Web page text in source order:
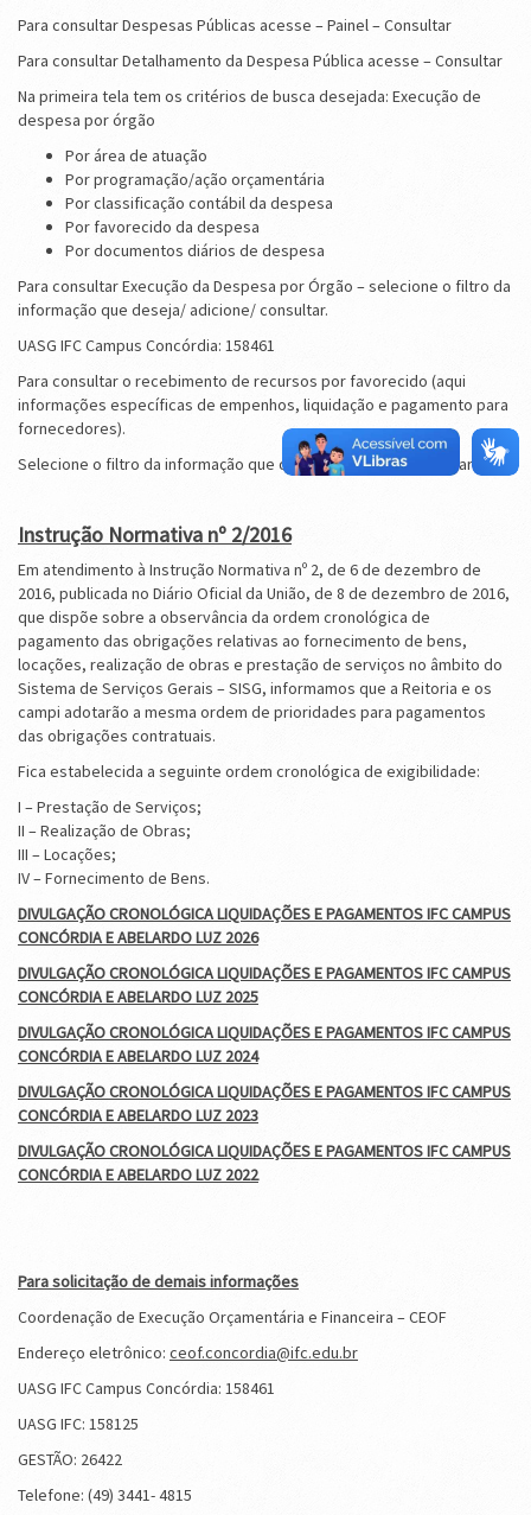
Para consultar Despesas Públicas acesse – Painel – Consultar
Para consultar Detalhamento da Despesa Pública acesse – Consultar
Na primeira tela tem os critérios de busca desejada: Execução de
despesa por órgão
Por área de atuação
Por programação/ação orçamentária
Por classificação contábil da despesa
Por favorecido da despesa
Por documentos diários de despesa
Para consultar Execução da Despesa por Órgão – selecione o filtro da
informação que deseja/ adicione/ consultar.
UASG IFC Campus Concórdia: 158461
Para consultar o recebimento de recursos por favorecido (aqui
informações específicas de empenhos, liquidação e pagamento para
fornecedores).
Selecione o filtro da informação que deseja/ adicione/ consultar
Instrução Normativa nº 2/2016
Em atendimento à Instrução Normativa nº 2, de 6 de dezembro de
2016, publicada no Diário Oficial da União, de 8 de dezembro de 2016,
que dispõe sobre a observância da ordem cronológica de
pagamento das obrigações relativas ao fornecimento de bens,
locações, realização de obras e prestação de serviços no âmbito do
Sistema de Serviços Gerais – SISG, informamos que a Reitoria e os
campi adotarão a mesma ordem de prioridades para pagamentos
das obrigações contratuais.
Fica estabelecida a seguinte ordem cronológica de exigibilidade:
I – Prestação de Serviços;
II – Realização de Obras;
III – Locações;
IV – Fornecimento de Bens.
DIVULGAÇÃO CRONOLÓGICA LIQUIDAÇÕES E PAGAMENTOS IFC CAMPUS
CONCÓRDIA E ABELARDO LUZ 2026
DIVULGAÇÃO CRONOLÓGICA LIQUIDAÇÕES E PAGAMENTOS IFC CAMPUS
CONCÓRDIA E ABELARDO LUZ 2025
DIVULGAÇÃO CRONOLÓGICA LIQUIDAÇÕES E PAGAMENTOS IFC CAMPUS
CONCÓRDIA E ABELARDO LUZ 2024
DIVULGAÇÃO CRONOLÓGICA LIQUIDAÇÕES E PAGAMENTOS IFC CAMPUS
CONCÓRDIA E ABELARDO LUZ 2023
DIVULGAÇÃO CRONOLÓGICA LIQUIDAÇÕES E PAGAMENTOS IFC CAMPUS
CONCÓRDIA E ABELARDO LUZ 2022
Para solicitação de demais informações
Coordenação de Execução Orçamentária e Financeira – CEOF
Endereço eletrônico: ceof.concordia@ifc.edu.br
UASG IFC Campus Concórdia: 158461
UASG IFC: 158125
GESTÃO: 26422
Telefone: (49) 3441- 4815